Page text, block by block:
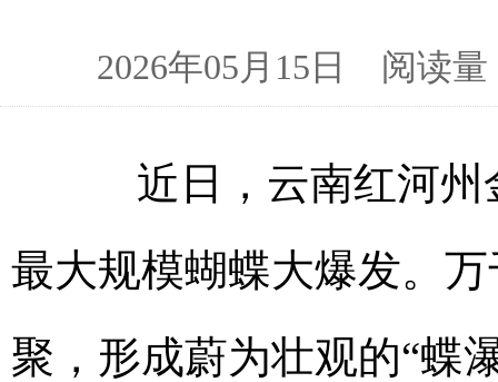
2026年05月15日 阅读
近日，云南红河州
最大规模蝴蝶大爆发。
聚，形成蔚为壮观的“蝶